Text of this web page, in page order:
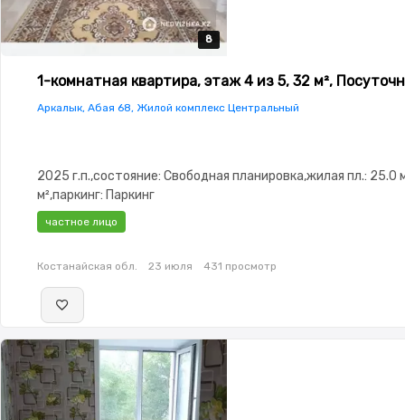
8
8
8
8
8
1-комнатная квартира, этаж 4 из 5, 32 м²,
Аркалык, Абая 68, Жилой комплекс Центральный
2025 г.п.,состояние: Свободная планировка,жилая пл.: 25.0
м²,паркинг: Паркинг
частное лицо
Костанайская обл. 23 июля 431 просмотр